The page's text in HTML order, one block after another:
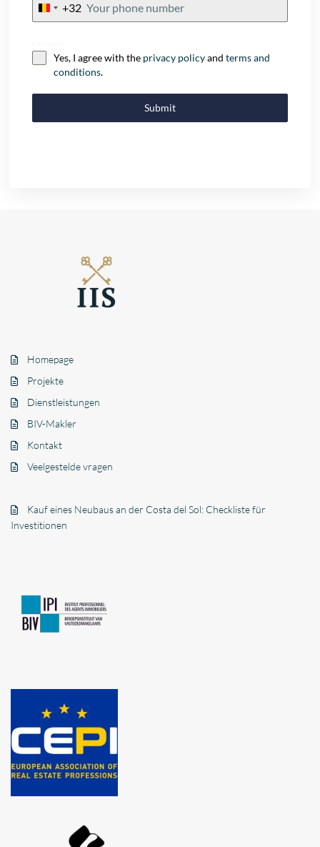
Belgium
+32
Yes, I agree with the privacy policyandterms and
conditions.
Submit
Homepage
Projekte
Dienstleistungen
BIV-Makler
Kontakt
Veelgestelde vragen
Kauf eines Neubaus an der Costa del Sol: Checkliste für
Investitionen